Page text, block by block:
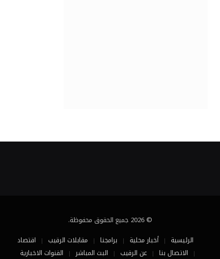
© 2026 جميع الحقوق محفوظة.
الرئيسية
أخبار محلية برامجنا مقابلات الرقيب
اقتصاد
الاتصال بنا
عن الرقيب البث المباشر القنوات الاخبارية